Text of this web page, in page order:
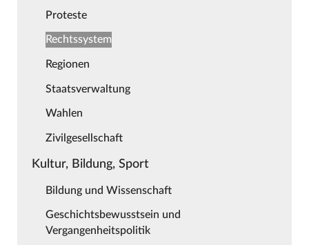
Proteste
Rechtssystem
Regionen
Staatsverwaltung
Wahlen
Zivilgesellschaft
Kultur, Bildung, Sport
Bildung und Wissenschaft
Geschichtsbewusstsein und
Vergangenheitspolitik